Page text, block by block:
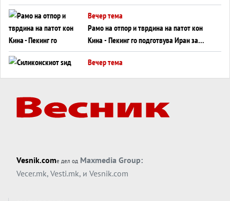
во Суец најавува глобален енергетски
инфаркт?
Вечер тема
Рамо на отпор и тврдина на патот кон
Кина - Пекинг го подготвува Иран за
американска копнена инвазија
Вечер тема
Вечер тема
Вечер тема
ДЛАБОКО УДОЛУ: Сметководствените
Vesnik.comе дел од Maxmedia Group:
Vecer.mk, Vesti.mk, и Vesnik.com